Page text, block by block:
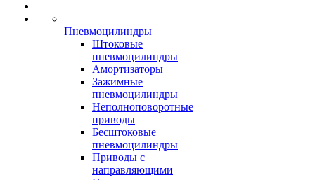
Пневмоцилиндры
Штоковые
пневмоцилиндры
Амортизаторы
Зажимные
пневмоцилиндры
Неполноповоротные
приводы
Бесштоковые
пневмоцилиндры
Приводы с
направляющими